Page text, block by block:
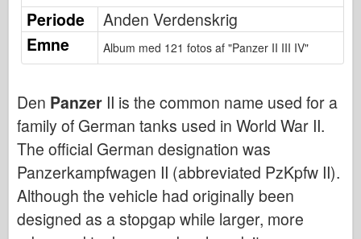
HobbyBoss
IBG-modeller
Italeri
Legende
Meng Model
Tamiya
Tristar
Trompetist
Periode
Anden Verdenskrig
Emne
Album med 121 fotos af "Panzer II III IV"
Den Panzer II is the common name used for a
family of German tanks used in World War II.
The official German designation was
Panzerkampfwagen II (abbreviated PzKpfw II).
Although the vehicle had originally been
designed as a stopgap while larger, more